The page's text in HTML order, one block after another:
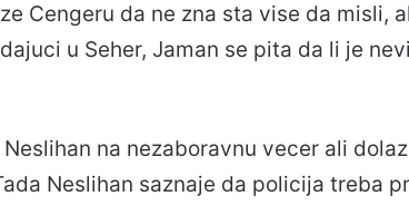
Cengeru da ne zna sta vise da misli,
u Seher, Jaman se pita da li je
na nezaboravnu vecer ali
Neslihan saznaje da policija treba